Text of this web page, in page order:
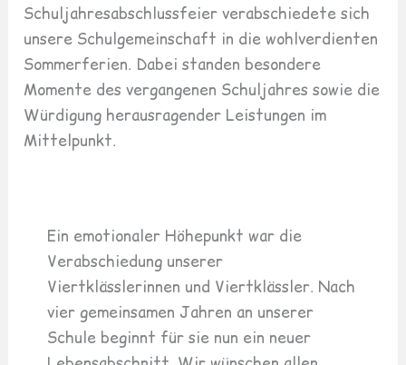
Schuljahresabschlussfeier verabschiedete sich
unsere Schulgemeinschaft in die wohlverdienten
Sommerferien. Dabei standen besondere
Momente des vergangenen Schuljahres sowie die
Würdigung herausragender Leistungen im
Mittelpunkt.
Ein emotionaler Höhepunkt war die
Verabschiedung unserer
Viertklässlerinnen und Viertklässler. Nach
vier gemeinsamen Jahren an unserer
Schule beginnt für sie nun ein neuer